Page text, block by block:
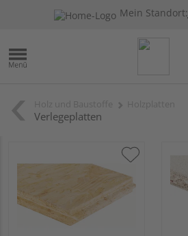
Mein Standort:
Verlegeplatten